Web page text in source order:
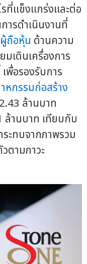
ที่แข็งแกร่งและต่อ
ารดำเนินงานที่
ผู้ถือหุ้น ด้านความ
มเดินเครื่องการ
พื่อรองรับการ
หกรรมก่อสร้าง
ล้านบาท
านบาท เทียบกับ
ะทบจากภาพรวม
ตามภาวะ